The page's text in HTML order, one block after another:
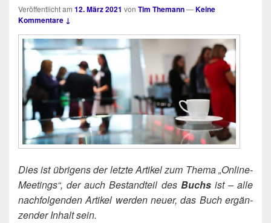
Veröffentlicht am 12. März 2021 von Tim Themann—Keine
Kommentare ↓
Dies ist übri­gens der letz­te Arti­kel zum The­ma „Online-
Mee­tings“, der auch Bestand­teil des Buchsist – alle
nach­fol­gen­den Arti­kel wer­den neu­er, das Buch ergän­
zen­der Inhalt sein.